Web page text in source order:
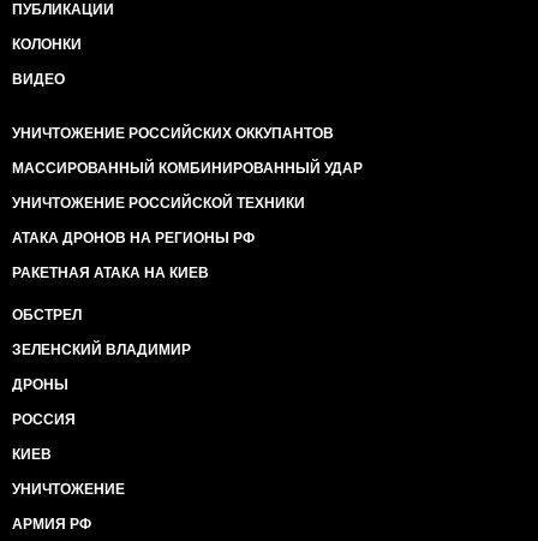
ПУБЛИКАЦИИ
КОЛОНКИ
ВИДЕО
УНИЧТОЖЕНИЕ РОССИЙСКИХ ОККУПАНТОВ
МАССИРОВАННЫЙ КОМБИНИРОВАННЫЙ УДАР
УНИЧТОЖЕНИЕ РОССИЙСКОЙ ТЕХНИКИ
АТАКА ДРОНОВ НА РЕГИОНЫ РФ
РАКЕТНАЯ АТАКА НА КИЕВ
ОБСТРЕЛ
ЗЕЛЕНСКИЙ ВЛАДИМИР
ДРОНЫ
РОССИЯ
КИЕВ
УНИЧТОЖЕНИЕ
АРМИЯ РФ